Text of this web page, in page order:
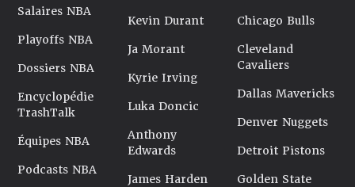
Salaires NBA
Playoffs NBA
Dossiers NBA
Encyclopédie
TrashTalk
Équipes NBA
Podcasts NBA
Kevin Durant
Ja Morant
Kyrie Irving
Luka Doncic
Anthony
Edwards
James Harden
Chicago Bulls
Cleveland
Cavaliers
Dallas Mavericks
Denver Nuggets
Detroit Pistons
Golden State